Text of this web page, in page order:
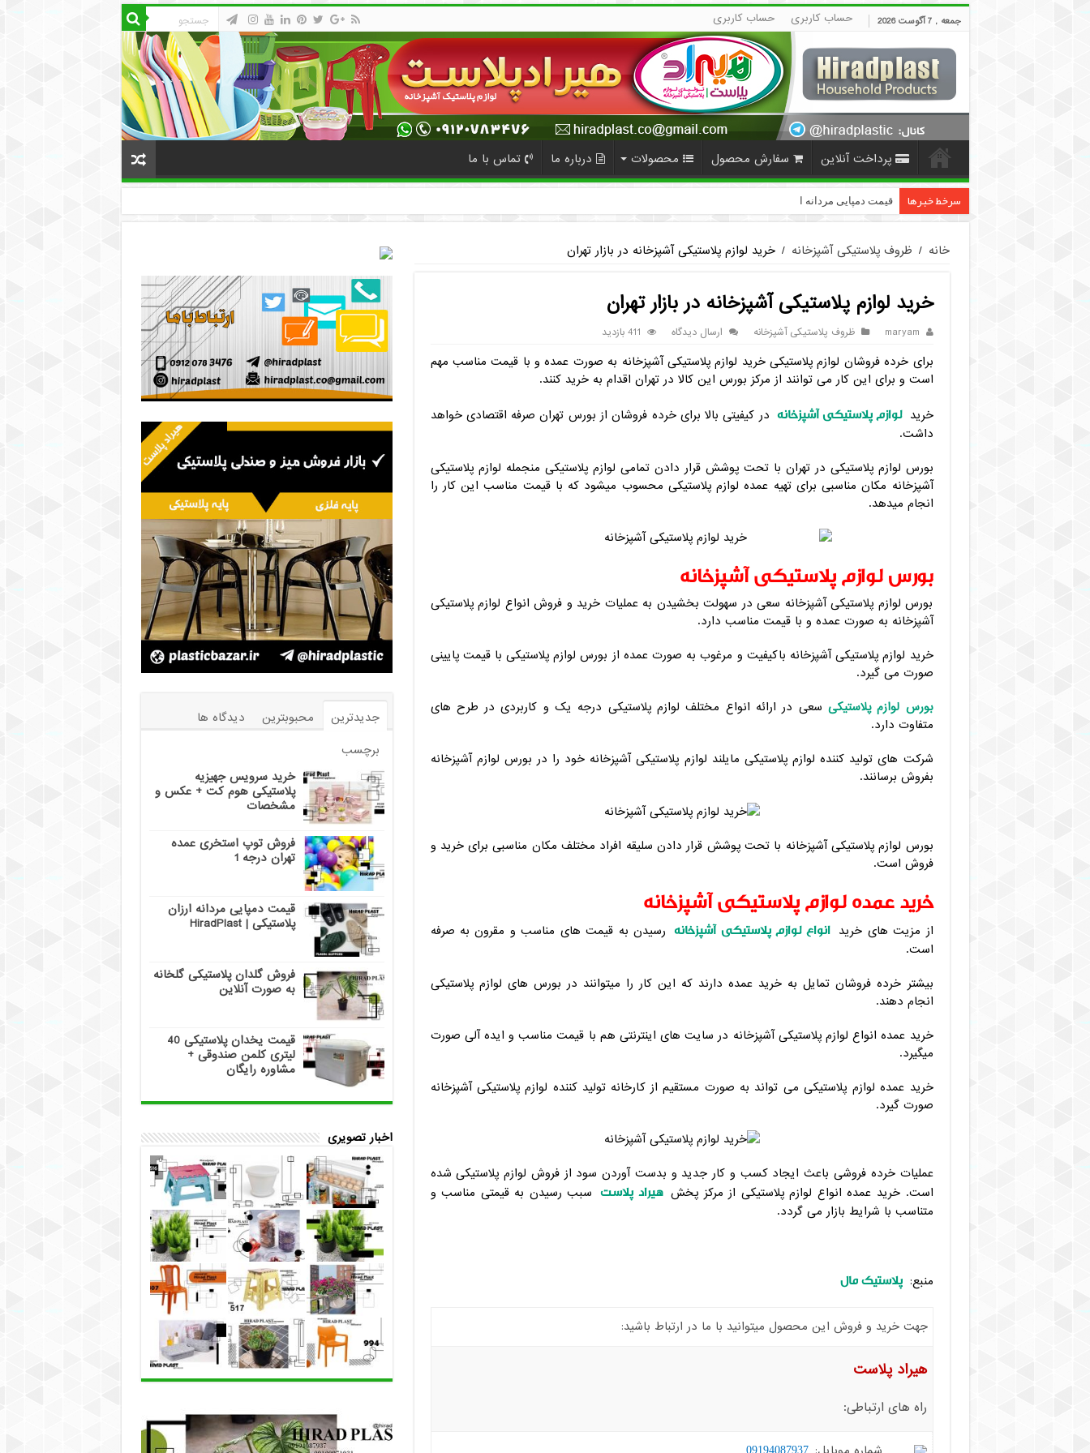
جمعه , 7 آگوست 2026 حساب کاربری حساب کاربری
پرداخت آنلاین سفارش محصول محصولات درباره ما تماس با ما
سرخط خبرها قیمت دمپایی مردانه ارزان پلاستیکی | HiradPlast
خانه / ظروف پلاستیکی آشپزخانه / خرید لوازم پلاستیکی آشپزخانه در بازار تهران
خرید لوازم پلاستیکی آشپزخانه در بازار تهران
maryam ظروف پلاستیکی آشپزخانه ارسال دیدگاه 411 بازدید
برای خرده فروشان لوازم پلاستیکی خرید لوازم پلاستیکی آشپزخانه به صورت عمده و با قیمت مناسب مهم
است و برای این کار می توانند از مرکز بورس این کالا در تهران اقدام به خرید کنند.
خرید لوازم پلاستیکی آشپزخانه در کیفیتی بالا برای خرده فروشان از بورس تهران صرفه اقتصادی خواهد
داشت.
بورس لوازم پلاستیکی در تهران با تحت پوشش قرار دادن تمامی لوازم پلاستیکی منجمله لوازم پلاستیکی
آشپزخانه مکان مناسبی برای تهیه عمده لوازم پلاستیکی محسوب میشود که با قیمت مناسب این کار را
انجام میدهد.
بورس لوازم پلاستیکی آشپزخانه
بورس لوازم پلاستیکی آشپزخانه سعی در سهولت بخشیدن به عملیات خرید و فروش انواع لوازم پلاستیکی
آشپزخانه به صورت عمده و با قیمت مناسب دارد.
خرید لوازم پلاستیکی آشپزخانه باکیفیت و مرغوب به صورت عمده از بورس لوازم پلاستیکی با قیمت پایینی
صورت می گیرد.
بورس لوازم پلاستیکی سعی در ارائه انواع مختلف لوازم پلاستیکی درجه یک و کاربردی در طرح های
متفاوت دارد.
شرکت های تولید کننده لوازم پلاستیکی مایلند لوازم پلاستیکی آشپزخانه خود را در بورس لوازم آشپزخانه
بفروش برسانند.
بورس لوازم پلاستیکی آشپزخانه با تحت پوشش قرار دادن سلیقه افراد مختلف مکان مناسبی برای خرید و
فروش است.
خرید عمده لوازم پلاستیکی آشپزخانه
از مزیت های خرید انواع لوازم پلاستیکی آشپزخانه رسیدن به قیمت های مناسب و مقرون به صرفه
است.
بیشتر خرده فروشان تمایل به خرید عمده دارند که این کار را میتوانند در بورس های لوازم پلاستیکی
انجام دهند.
خرید عمده انواع لوازم پلاستیکی آشپزخانه در سایت های اینترنتی هم با قیمت مناسب و ایده آلی صورت
میگیرد.
خرید عمده لوازم پلاستیکی می تواند به صورت مستقیم از کارخانه تولید کننده لوازم پلاستیکی آشپزخانه
صورت گیرد.
عملیات خرده فروشی باعث ایجاد کسب و کار جدید و بدست آوردن سود از فروش لوازم پلاستیکی شده
است. خرید عمده انواع لوازم پلاستیکی از مرکز پخش هیراد پلاست سبب رسیدن به قیمتی مناسب و
متناسب با شرایط بازار می گردد.
منبع: پلاستیک مال
جهت خرید و فروش این محصول میتوانید با ما در ارتباط باشید:
هیراد پلاست
راه های ارتباطی:
09194087937
جدیدترین محبوبترین
دیدگاه ها
برچسب
خرید سرویس جهیزیه
پلاستیکی هوم کت + عکس و
مشخصات
فروش توپ استخری عمده
تهران درجه 1
قیمت دمپایی مردانه ارزان
پلاستیکی | HiradPlast
فروش گلدان پلاستیکی گلخانه
به صورت آنلاین
قیمت یخدان پلاستیکی 40
لیتری کلمن صندوقی +
مشاوره رایگان
اخبار تصویری